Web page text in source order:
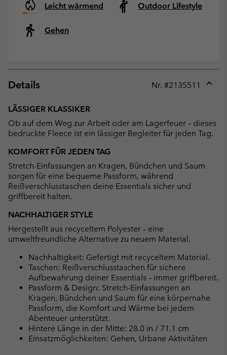
Leicht wärmend Outdoor Lifestyle
Gehen
Details Nr. #2135511
LÄSSIGER KLASSIKER
Ob auf dem Weg zur Arbeit oder am Lagerfeuer – dieses
bedruckte Fleece ist ein lässiger Begleiter für jeden Tag.
KOMFORT FÜR JEDEN TAG
Stretch-Einfassungen an Kragen, Bündchen und Saum
sorgen für eine bequeme Passform, während
Reißverschlusstaschen deine Essentials sicher und
griffbereit halten.
NACHHALTIGER STYLE
Hergestellt aus recyceltem Polyester – eine
umweltfreundliche Alternative zu neuem Material.
Nachhaltigkeit: Gefertigt mit recyceltem Material.
Taschen: Reißverschlusstaschen für sichere
Aufbewahrung deiner Essentials – immer griffbereit.
Passform & Design: Stretch-Einfassungen an
Kragen, Bündchen und Saum für eine körpernahe
Passform, die Komfort und Wärme bei jedem
Abenteuer unterstützt.
Hintere Länge in der Mitte: 28.0 in / 71.1 cm
Einsatzmöglichkeiten: Gehen, Urbane Aktivitäten